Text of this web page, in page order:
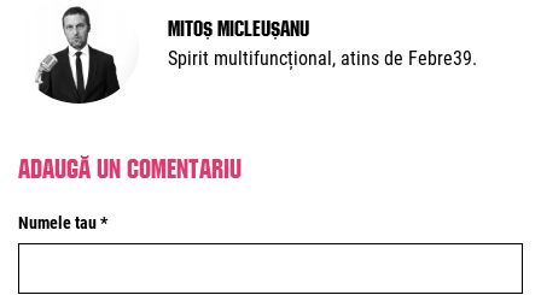
Mitoș Micleușanu
Spirit multifuncțional, atins de Febre39.
Adaugă un comentariu
Numele tau *